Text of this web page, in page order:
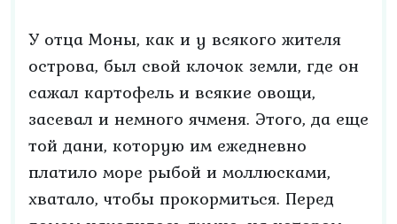
У отца Моны, как и у всякого жителя
острова, был свой клочок земли, где он
сажал картофель и всякие овощи,
засевал и немного ячменя. Этого, да еще
той дани, которую им ежедневно
платило море рыбой и моллюсками,
хватало, чтобы прокормиться. Перед